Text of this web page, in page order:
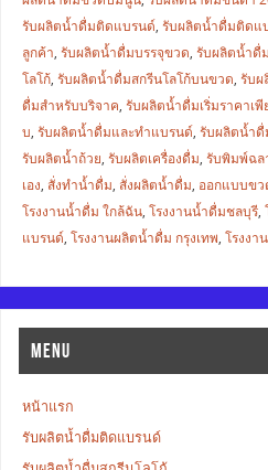
รับผลิตน้ำดื่มติดแบรนด์, รับผลิตน้ำดื่มติดแ
ลูกค้า, รับผลิตน้ำดื่มบรรจุขวด, รับผลิตน้ำดื่
โลโก้, รับผลิตน้ำดื่มสกรีนโลโก้บนขวด, รับ
ดื่มสำหรับบริจาค, รับผลิตน้ำดื่มเริ่มราคาเพี
บ, รับผลิตน้ำดื่มและทำแบรนด์, รับผลิตน้ำ
รับผลิตน้ำถ้วย, รับผลิตเครื่องดื่ม, รับพิมพ์ฉ
เอง, สั่งทำน้ำดื่ม, สั่งผลิตน้ำดื่ม, ออกแบบข
โรงงานน้ำดื่ม ใกล้ฉัน, โรงงานน้ำดื่มชลบุรี,
แบรนด์, โรงงานผลิตน้ำดื่ม กรุงเทพ, โรงงา
MENU
หน้าแรก
รับผลิตน้ำดื่มติดแบรนด์